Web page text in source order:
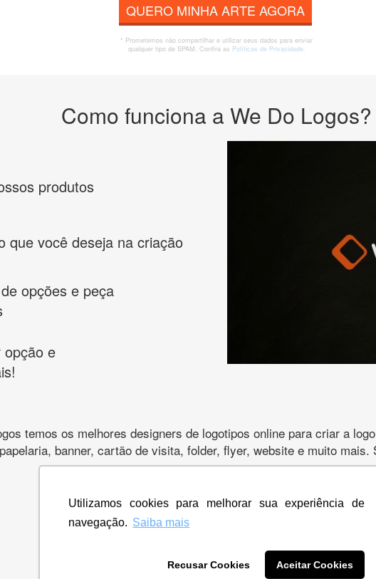
Utilizamos cookies para melhorar sua experiência de
navegação. Saiba mais
Recusar Cookies Aceitar Cookies
QUERO MINHA ARTE AGORA
* Prometemos não compartilhar e utilizar seus dados para enviar
qualquer tipo de SPAM. Confira as Políticas de Privacidade.
Como funciona a We Do Logos?
produtos
que você deseja na criação
opções e peça
opção e
temos os melhores designers de logotipos online para criar a
banner, cartão de visita, folder, flyer, website e muito
* Prometemos não compartilhar e utilizar seus dados para enviar